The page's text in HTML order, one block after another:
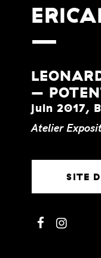
–
juin 2017,
Atelier
SITE